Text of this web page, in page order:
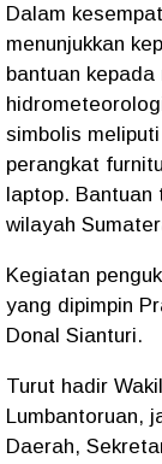
Dalam
menunjukkan
bantuan
simbolis
perangkat
laptop. Bantuan
wilayah
Kegiatan
yang dipimpin
Donal Sianturi.
Turut hadir
Lumbantoruan,
Daerah,